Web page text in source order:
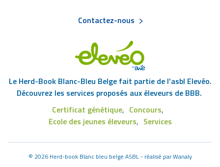
de
Contactez-nous
Le Herd-Book Blanc-Bleu Belge fait partie de l’asbl Elevéo.
Découvrez les services proposés aux éleveurs de BBB.
Footer
Eleveo
Certificat génétique
Concours
Ecole des jeunes éleveurs
Services
© 2026 Herd-book Blanc bleu belge ASBL - réalisé parWanaly